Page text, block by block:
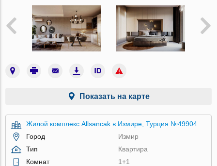
Показать на карте
Жилой комплекс Allsancak в Измире, Турция №49904
Город
Измир
Тип
Квартира
Комнат
1+1